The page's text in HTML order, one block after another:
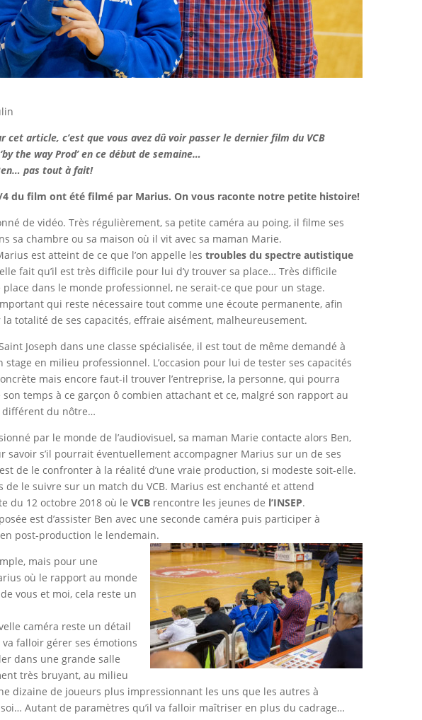
cet article, c’est que vous avez dû voir passer le dernier film du VCB
the way Prod’ en ce début de semaine…
pas tout à fait!
4 du film ont été filmé par Marius. On vous raconte notre petite histoire!
de vidéo. Très régulièrement, sa petite caméra au poing, il filme ses
sa chambre ou sa maison où il vit avec sa maman Marie.
est atteint de ce que l’on appelle les troubles du spectre autistique
fait qu’il est très difficile pour lui d’y trouver sa place… Très difficile
dans le monde professionnel, ne serait-ce que pour un stage.
qui reste nécessaire tout comme une écoute permanente, afin
la totalité de ses capacités, effraie aisément, malheureusement.
Joseph dans une classe spécialisée, il est tout de même demandé à
en milieu professionnel. L’occasion pour lui de tester ses capacités
mais encore faut-il trouver l’entreprise, la personne, qui pourra
temps à ce garçon ô combien attachant et ce, malgré son rapport au
différent du nôtre…
par le monde de l’audiovisuel, sa maman Marie contacte alors Ben,
savoir s’il pourrait éventuellement accompagner Marius sur un de ses
de le confronter à la réalité d’une vraie production, si modeste soit-elle.
de le suivre sur un match du VCB. Marius est enchanté et attend
du 12 octobre 2018 où le VCB rencontre les jeunes de l’INSEP.
est d’assister Ben avec une seconde caméra puis participer à
post-production le lendemain.
mais pour une
où le rapport au monde
vous et moi, cela reste un
caméra reste un détail
va falloir gérer ses émotions
dans une grande salle
très bruyant, au milieu
dizaine de joueurs plus impressionnant les uns que les autres à
Autant de paramètres qu’il va falloir maîtriser en plus du cadrage…